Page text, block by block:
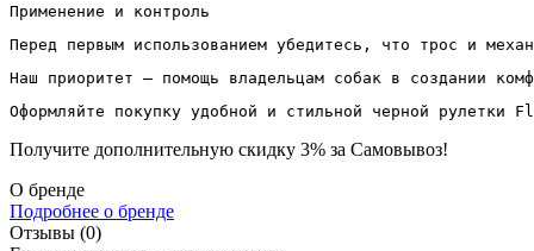
Применение и контроль
Перед первым использованием убедитесь, что трос и
Наш приоритет — помощь владельцам собак в создании
Оформляйте покупку удобной и стильной черной
Получите дополнительную скидку 3% за Самовывоз!
О бренде
Подробнее о бренде
Отзывы (0)